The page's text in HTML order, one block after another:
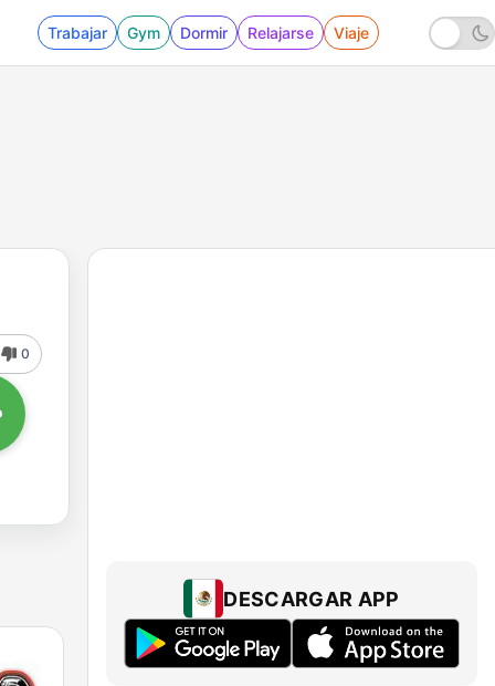
Trabajar Gym Dormir Relajarse Viaje
0
DESCARGAR APP